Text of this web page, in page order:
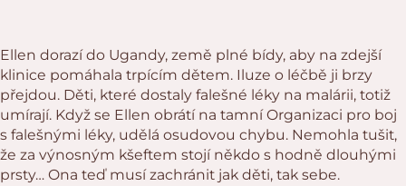
Ellen dorazí do Ugandy, země plné bídy, aby na zdejší
klinice pomáhala trpícím dětem. Iluze o léčbě ji brzy
přejdou. Děti, které dostaly falešné léky na malárii, totiž
umírají. Když se Ellen obrátí na tamní Organizaci pro boj
s falešnými léky, udělá osudovou chybu. Nemohla tušit,
že za výnosným kšeftem stojí někdo s hodně dlouhými
prsty… Ona teď musí zachránit jak děti, tak sebe.